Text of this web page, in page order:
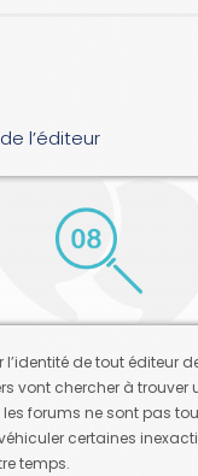
l’éditeur
l’identité de tout éditeur
vont chercher à trouver
forums ne sont pas
certaines
temps.